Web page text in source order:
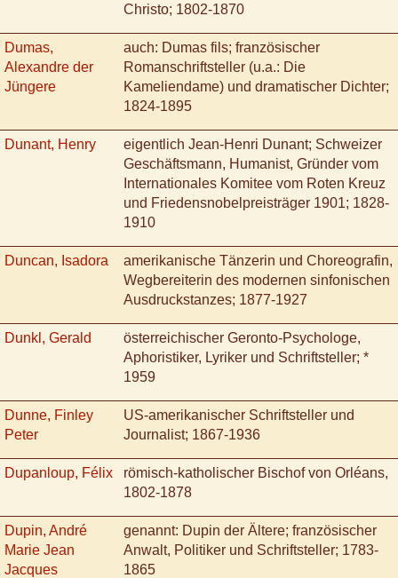
Christo; 1802-1870
Dumas,
Alexandre der
Jüngere
auch: Dumas fils; französischer
Romanschriftsteller (u.a.: Die
Kameliendame) und dramatischer Dichter;
1824-1895
Dunant, Henry
eigentlich Jean-Henri Dunant; Schweizer
Geschäftsmann, Humanist, Gründer vom
Internationales Komitee vom Roten Kreuz
und Friedensnobelpreisträger 1901; 1828-
1910
Duncan, Isadora
amerikanische Tänzerin und Choreografin,
Wegbereiterin des modernen sinfonischen
Ausdruckstanzes; 1877-1927
Dunkl, Gerald
österreichischer Geronto-Psychologe,
Aphoristiker, Lyriker und Schriftsteller; *
1959
Dunne, Finley
Peter
US-amerikanischer Schriftsteller und
Journalist; 1867-1936
Dupanloup, Félix
römisch-katholischer Bischof von Orléans,
1802-1878
Dupin, André
Marie Jean
Jacques
genannt: Dupin der Ältere; französischer
Anwalt, Politiker und Schriftsteller; 1783-
1865